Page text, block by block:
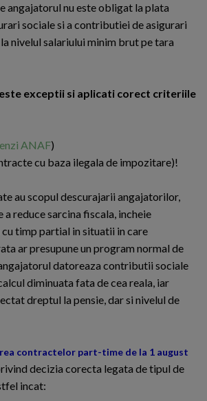
angajatorul nu este obligat la plata
sociale si a contributiei de asigurari
nivelul salariului minim brut pe tara
exceptii si aplicati corect criteriile
ANAF)
cu baza ilegala de impozitare)!
au scopul descurajarii angajatorilor,
a reduce sarcina fiscala, incheie
timp partial in situatii in care
ar presupune un program normal de
datoreaza contributii sociale
diminuata fata de cea reala, iar
dreptul la pensie, dar si nivelul de
contractelor part-time de la 1 august
decizia corecta legata de tipul de
incat: